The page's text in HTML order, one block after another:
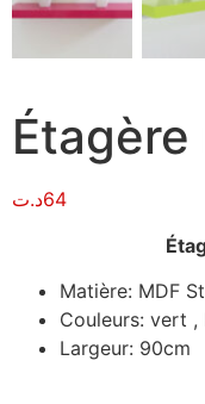
64د.ت
Matière: MDF
Couleurs: vert ,
Largeur: 90cm